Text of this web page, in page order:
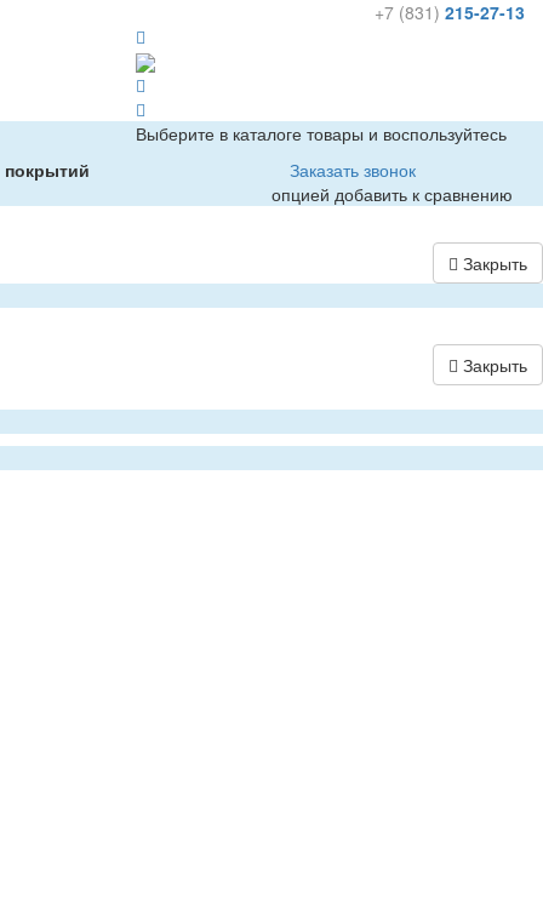
+7 (831) 215-27-13
покрытий Заказать звонок
Выберите в каталоге товары и воспользуйтесь
опцией добавить к сравнению
Закрыть
Закрыть